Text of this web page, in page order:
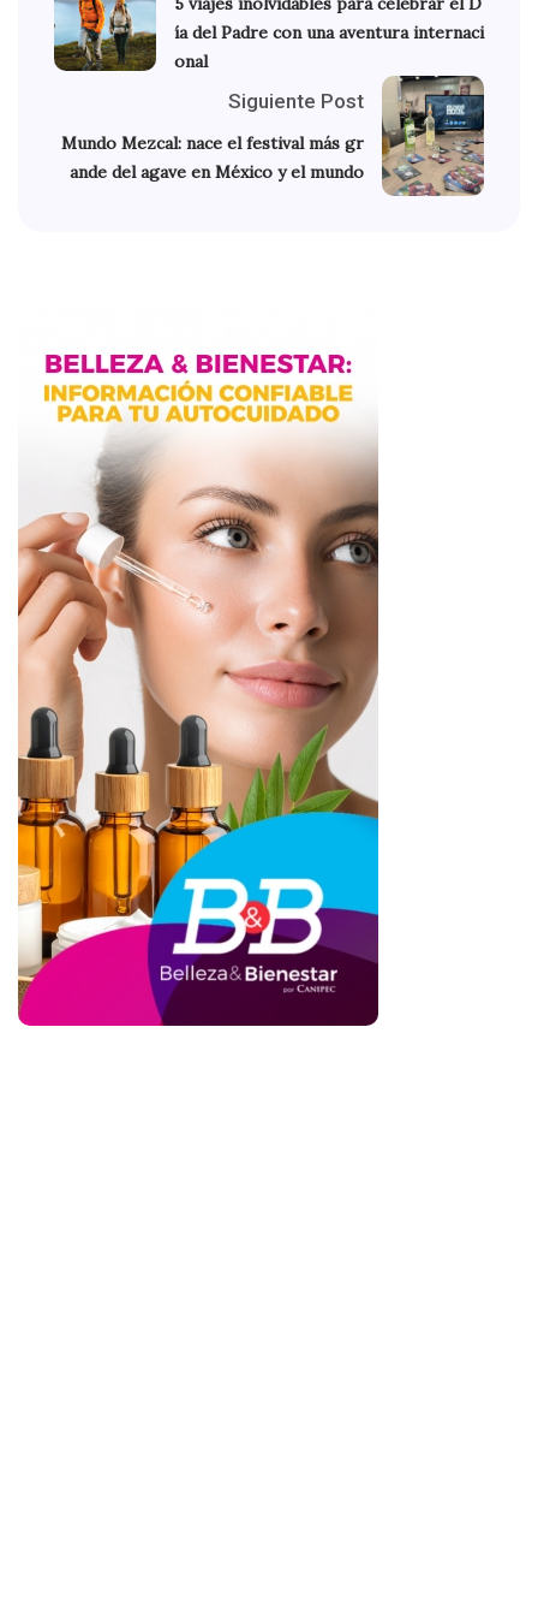
ía del Padre con una aventura internaci
onal
Siguiente Post
Mundo Mezcal: nace el festival más gr
ande del agave en México y el mundo